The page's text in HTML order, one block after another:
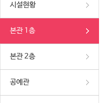
시설현황
본관 1층
본관 2층
공예관